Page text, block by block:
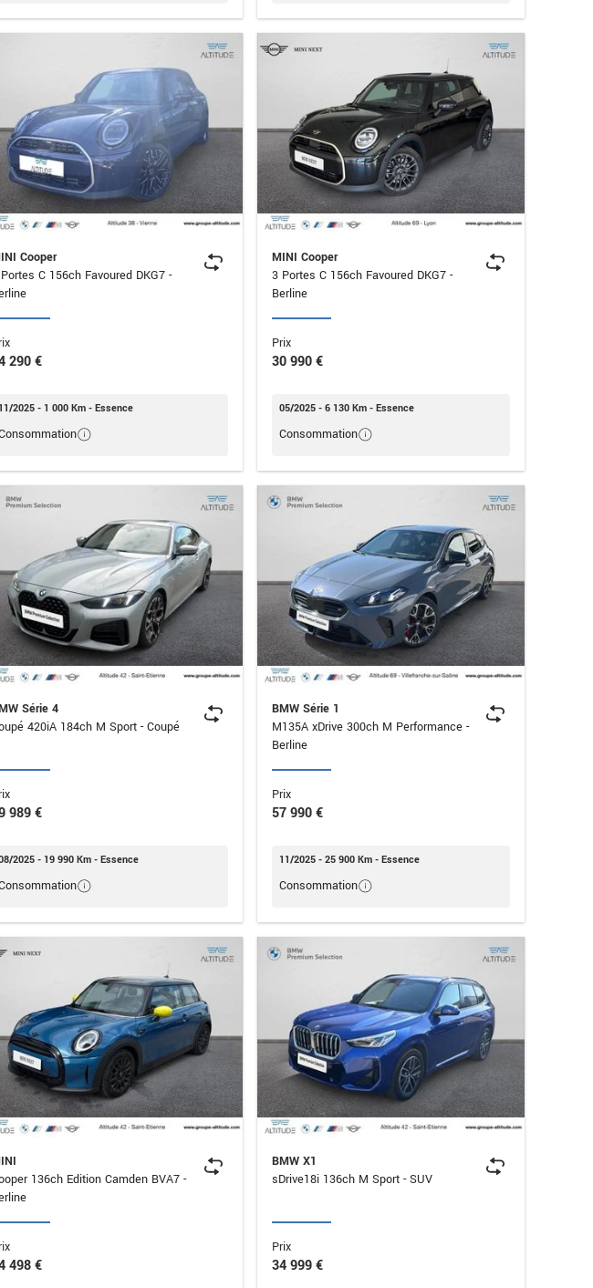
Cooper
C 156ch Favoured DKG7 -
290 €
11/2025 - 1 000 Km - Essence
MINI Cooper
3 Portes C 156ch Favoured DKG7 -
Berline
Prix
30 990 €
05/2025 - 6 130 Km - Essence
Consommation
Série 4
Coupé 420iA 184ch M Sport - Coupé
989 €
2025 - 19 990 Km - Essence
BMW Série 1
M135A xDrive 300ch M Performance -
Berline
Prix
57 990 €
11/2025 - 25 900 Km - Essence
Consommation
136ch Edition Camden BVA7 -
498 €
BMW X1
sDrive18i 136ch M Sport - SUV
Prix
34 999 €